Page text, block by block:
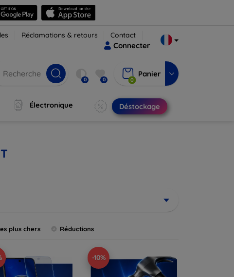
Réclamations & retours Contact
Connecter
0 0 0
Panier
Électronique Déstockage
plus chers Réductions
-10%